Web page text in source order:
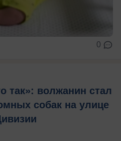
0
так»: волжанин стал
собак на улице